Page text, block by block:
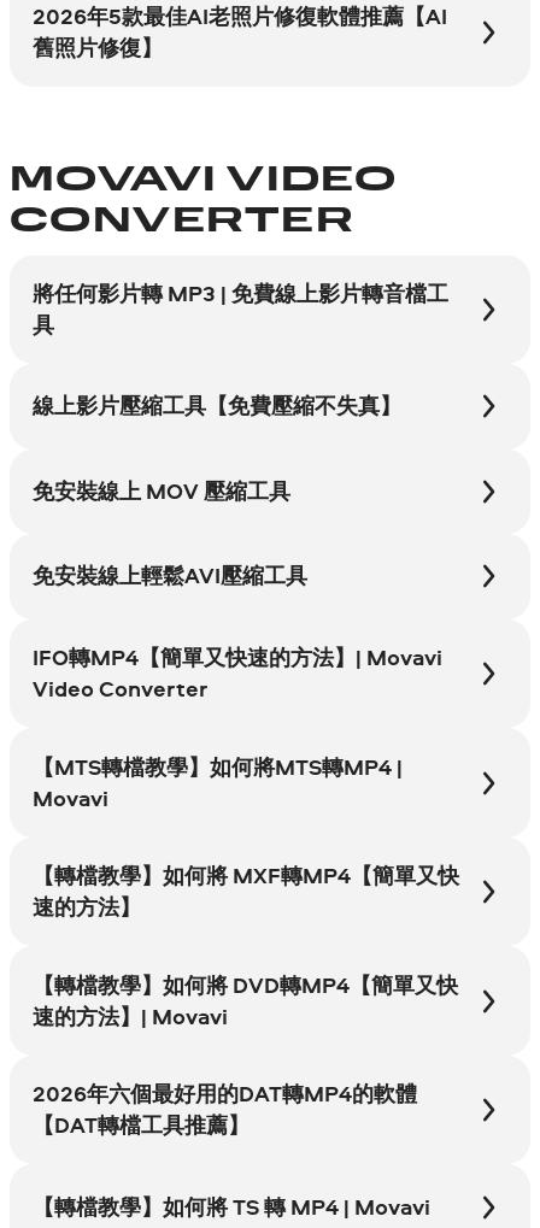
2026年5款最佳AI老照片修復軟體推薦【AI
舊照片修復】
MOVAVI VIDEO
CONVERTER
將任何影片轉 MP3 | 免費線上影片轉音檔工
具
線上影片壓縮工具【免費壓縮不失真】
免安裝線上 MOV 壓縮工具
免安裝線上輕鬆AVI壓縮工具
IFO轉MP4【簡單又快速的方法】| Movavi
Video Converter
【MTS轉檔教學】如何將MTS轉MP4 |
Movavi
【轉檔教學】如何將 MXF轉MP4【簡單又快
速的方法】
【轉檔教學】如何將 DVD轉MP4【簡單又快
速的方法】| Movavi
2026年六個最好用的DAT轉MP4的軟體
【DAT轉檔工具推薦】
【轉檔教學】如何將 TS 轉 MP4 | Movavi